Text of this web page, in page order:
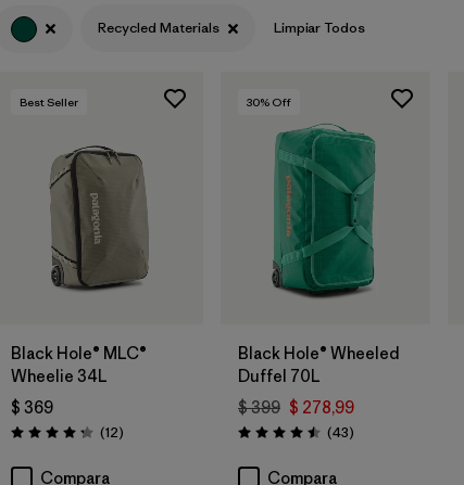
Recycled Materials Limpiar Todos
Agregar a la
Bolsa
Best Seller
Black Hole® MLC®
Wheelie 34L
$ 369
Valoración: 4.3 / 5
(12Comentarios
)
Compara
Agregar a la
Bolsa
30% Off
Black Hole® Wheeled
Duffel 70L
$ 399 $ 278,99
Valoración: 4.5 / 5
(43Comentarios
)
Compara